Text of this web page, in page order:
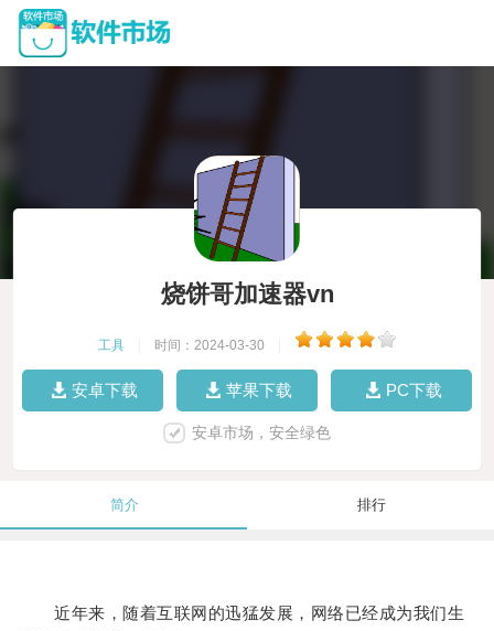
烧饼哥加速器vn
工具 时间：2024-03-30
安卓下载 苹果下载 PC下载
安卓市场，安全绿色
简介 排行
近年来，随着互联网的迅猛发展，网络已经成为我们生